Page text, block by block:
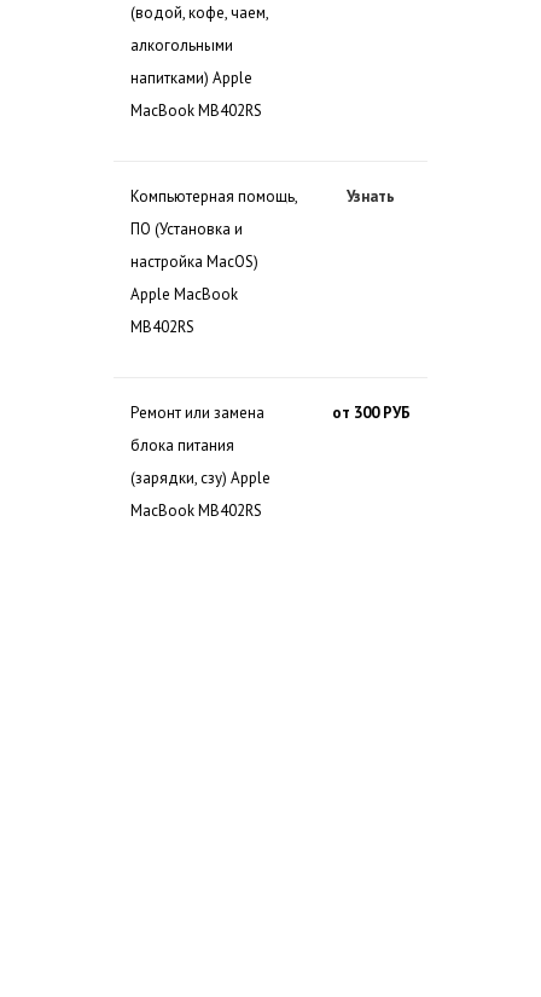
(водой, кофе, чаем,
алкогольными
напитками) Apple
MacBook MB402RS
Компьютерная помощь,
ПО (Установка и
настройка MacOS)
Apple MacBook
MB402RS
Узнать
Ремонт или замена
блока питания
(зарядки, сзу) Apple
MacBook MB402RS
от 300 РУБ